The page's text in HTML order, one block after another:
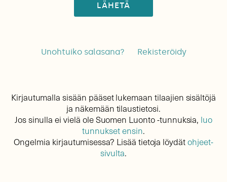
LÄHETÄ
Unohtuiko salasana? Rekisteröidy
Kirjautumalla sisään pääset lukemaan tilaajien sisältöjä
ja näkemään tilaustietosi.
Jos sinulla ei vielä ole Suomen Luonto -tunnuksia, luo
tunnukset ensin.
Ongelmia kirjautumisessa? Lisää tietoja löydätohjeet-
sivulta.